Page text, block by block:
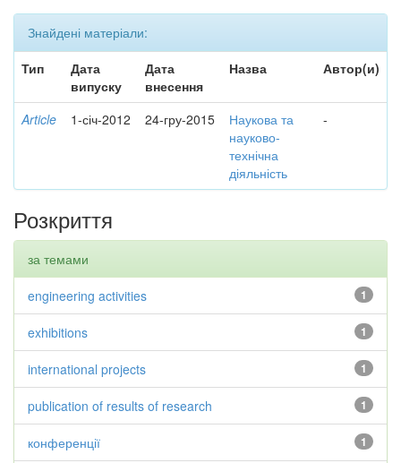
Знайдені матеріали:
Тип
Дата
випуску
Дата
внесення
Назва Автор(и)
Article 1-січ-2012 24-гру-2015
Наукова та
науково-
технічна
діяльність
-
Розкриття
за темами
1
engineering activities
1
exhibitions
1
international projects
1
publication of results of research
1
конференції